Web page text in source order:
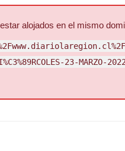
alojados en el mismo
23-MARZO-